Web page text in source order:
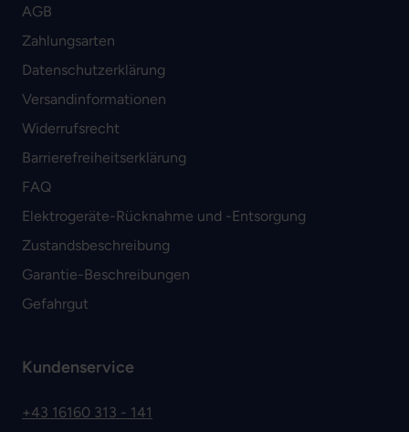
AGB
Zahlungsarten
Datenschutzerklärung
Versandinformationen
Widerrufsrecht
Barrierefreiheitserklärung
FAQ
Elektrogeräte-Rücknahme und -Entsorgung
Zustandsbeschreibung
Garantie-Beschreibungen
Gefahrgut
Kundenservice
+43 16160 313 - 141